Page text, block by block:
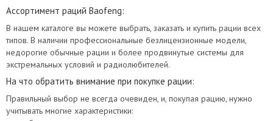
Ассортимент раций Baofeng:
В нашем каталоге вы можете выбрать, заказать и купить рации всех
типов. В наличии профессиональные безлицензионные модели,
недорогие обычные рации и более продвинутые системы для
экстремальных условий и радиолюбителей.
На что обратить внимание при покупке рации:
Правильный выбор не всегда очевиден, и, покупая рацию, нужно
учитывать многие характеристики: